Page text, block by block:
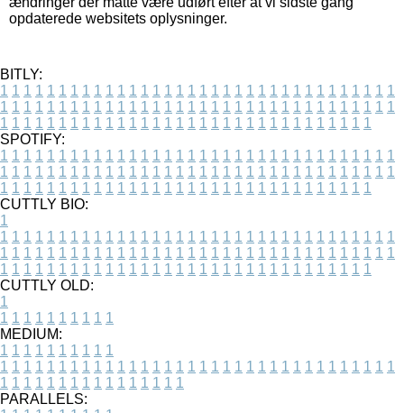
opdaterede websitets oplysninger.
BITLY:
1 1 1 1 1 1 1 1 1 1 1 1 1 1 1 1 1 1 1 1 1 1 1 1 1 1 1 1 1 1 1 1 1 1
1 1 1 1 1 1 1 1 1 1 1 1 1 1 1 1 1 1 1 1 1 1 1 1 1 1 1 1 1 1 1 1 1 1
1 1 1 1 1 1 1 1 1 1 1 1 1 1 1 1 1 1 1 1 1 1 1 1 1 1 1 1 1 1 1 1
SPOTIFY:
1 1 1 1 1 1 1 1 1 1 1 1 1 1 1 1 1 1 1 1 1 1 1 1 1 1 1 1 1 1 1 1 1 1
1 1 1 1 1 1 1 1 1 1 1 1 1 1 1 1 1 1 1 1 1 1 1 1 1 1 1 1 1 1 1 1 1 1
1 1 1 1 1 1 1 1 1 1 1 1 1 1 1 1 1 1 1 1 1 1 1 1 1 1 1 1 1 1 1 1
CUTTLY BIO:
1
1 1 1 1 1 1 1 1 1 1 1 1 1 1 1 1 1 1 1 1 1 1 1 1 1 1 1 1 1 1 1 1 1 1
1 1 1 1 1 1 1 1 1 1 1 1 1 1 1 1 1 1 1 1 1 1 1 1 1 1 1 1 1 1 1 1 1 1
1 1 1 1 1 1 1 1 1 1 1 1 1 1 1 1 1 1 1 1 1 1 1 1 1 1 1 1 1 1 1 1
CUTTLY OLD:
1
1 1 1 1 1 1 1 1 1 1
MEDIUM:
1 1 1 1 1 1 1 1 1 1
1 1 1 1 1 1 1 1 1 1 1 1 1 1 1 1 1 1 1 1 1 1 1 1 1 1 1 1 1 1 1 1 1 1
1 1 1 1 1 1 1 1 1 1 1 1 1 1 1 1
PARALLELS: